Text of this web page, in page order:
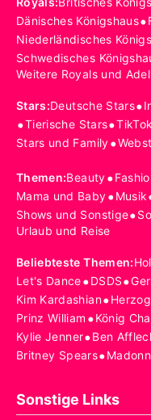
Dänisches Königshaus•
Niederländisches
Schwedisches
Weitere Royals und Adel
Stars:Deutsche Stars•
•Tierische Stars•
Stars und Family•
Themen:Beauty•
Mama und Baby•Musik
Shows und Sonstige•
Urlaub und Reise
Beliebteste Themen:
Let's Dance•DSDS•
Kim Kardashian•
Prinz William •König
Kylie Jenner•Ben
Britney Spears•
Sonstige Links